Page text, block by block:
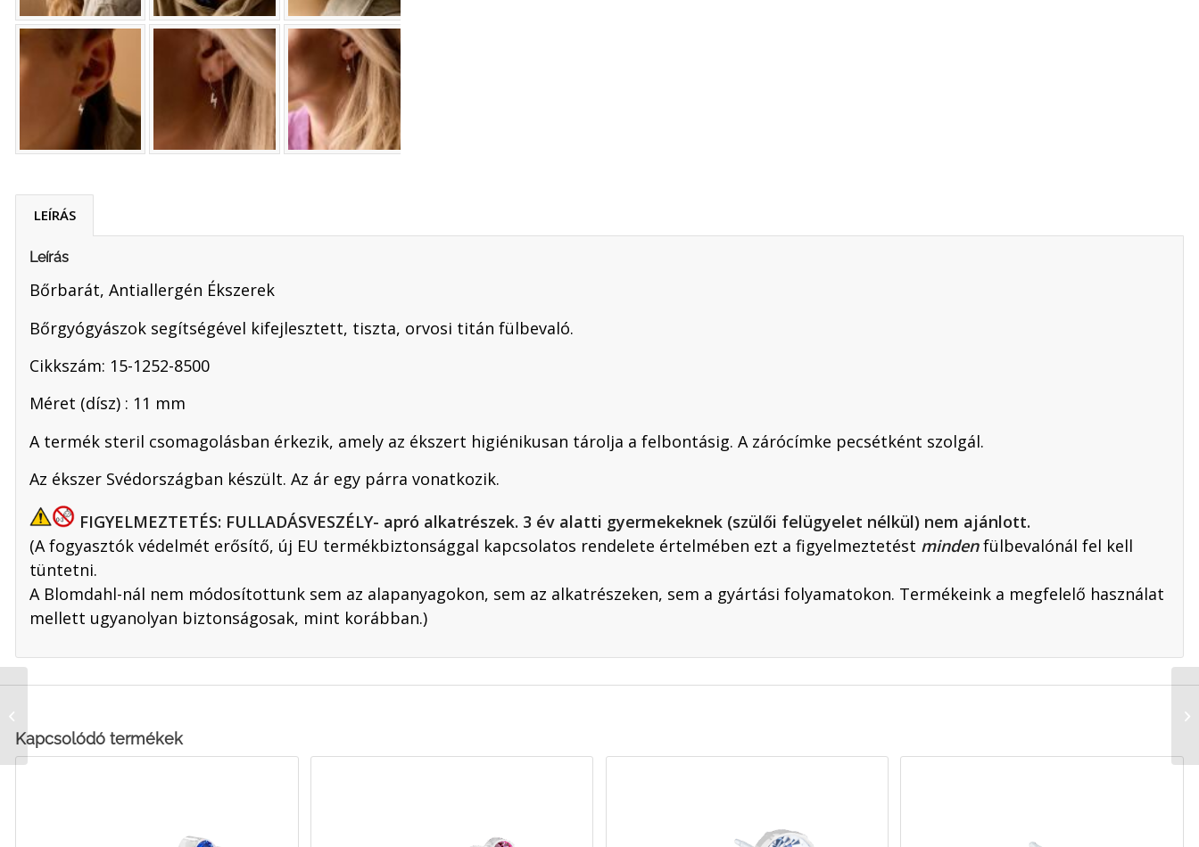
LEÍRÁS
Leírás
Bőrbarát, Antiallergén Ékszerek
Bőrgyógyászok segítségével kifejlesztett, tiszta, orvosi titán fülbevaló.
Cikkszám: 15-1252-8500
Méret (dísz) : 11 mm
A termék steril csomagolásban érkezik, amely az ékszert higiénikusan tárolja a felbontásig. A zárócímke pecsétként szolgál.
Az ékszer Svédországban készült. Az ár egy párra vonatkozik.
FIGYELMEZTETÉS: FULLADÁSVESZÉLY- apró alkatrészek. 3 év alatti gyermekeknek (szülői felügyelet nélkül) nem ajánlott.
(A fogyasztók védelmét erősítő, új EU termékbiztonsággal kapcsolatos rendelete értelmében ezt a figyelmeztetést mindenfülbevalónál fel kell
tüntetni.
A Blomdahl-nál nem módosítottunk sem az alapanyagokon, sem az alkatrészeken, sem a gyártási folyamatokon. Termékeink a megfelelő használat
mellett ugyanolyan biztonságosak, mint korábban.)
Kapcsolódó termékek